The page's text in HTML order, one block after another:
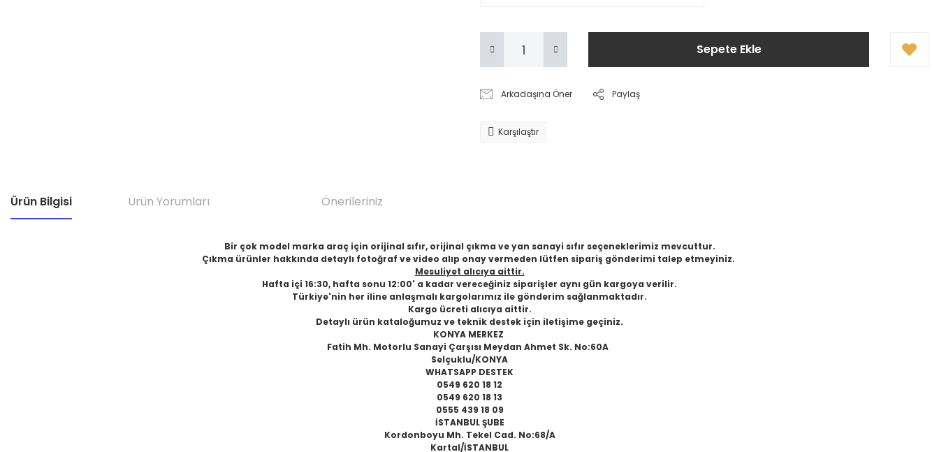
Sepete Ekle
Arkadaşına Öner Paylaş
Karşılaştır
Ürün Bilgisi Ürün Yorumları Önerileriniz
Bir çok model marka araç için orijinal sıfır, orijinal çıkma ve yan sanayi sıfır seçeneklerimiz mevcuttur.
Çıkma ürünler hakkında detaylı fotoğraf ve video alıp onay vermeden lütfen sipariş gönderimi talep etmeyiniz.
Mesuliyet alıcıya aittir.
Hafta içi 16:30, hafta sonu 12:00' a kadar vereceğiniz siparişler aynı gün kargoya verilir.
Türkiye'nin her iline anlaşmalı kargolarımız ile gönderim sağlanmaktadır.
Kargo ücreti alıcıya aittir.
Detaylı ürün kataloğumuz ve teknik destek için iletişime geçiniz.
KONYA MERKEZ
Fatih Mh. Motorlu Sanayi Çarşısı Meydan Ahmet Sk. No:60A
Selçuklu/KONYA
WHATSAPP DESTEK
0549 620 18 12
0549 620 18 13
0555 439 18 09
İSTANBUL ŞUBE
Kordonboyu Mh. Tekel Cad. No:68/A
Kartal/İSTANBUL